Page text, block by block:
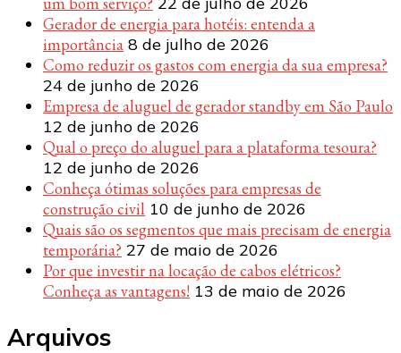
Gerador de energia para hotéis: entenda a
importância 8 de julho de 2026
Como reduzir os gastos com energia da sua empresa?
24 de junho de 2026
Empresa de aluguel de gerador standby em São Paulo
12 de junho de 2026
Qual o preço do aluguel para a plataforma tesoura?
12 de junho de 2026
Conheça ótimas soluções para empresas de
construção civil 10 de junho de 2026
Quais são os segmentos que mais precisam de energia
temporária? 27 de maio de 2026
Por que investir na locação de cabos elétricos?
Conheça as vantagens! 13 de maio de 2026
Arquivos